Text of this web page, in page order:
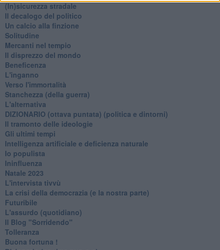
​(In)sicurezza stradale
Il decalogo del politico
Un calcio alla finzione
Solitudine
Mercanti nel tempio
Il disprezzo del mondo
Beneficenza
L'inganno
Verso l'immortalità
Stanchezza (della guerra)
L'alternativa
​DIZIONARIO (ottava puntata) (politica e dintorni)
Il tramonto delle ideologie
Gli ultimi tempi
Intelligenza artificiale e deficienza naturale
Io populista
Ininfluenza
Natale 2023
L'intervista tivvù
La crisi della democrazia (e la nostra parte)
Futuribile
L'assurdo (quotidiano)
Il Blog "Sorridendo"
Tolleranza
Buona fortuna !